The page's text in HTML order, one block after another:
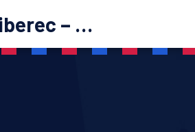
Inspirace Liberec – psychoterapie